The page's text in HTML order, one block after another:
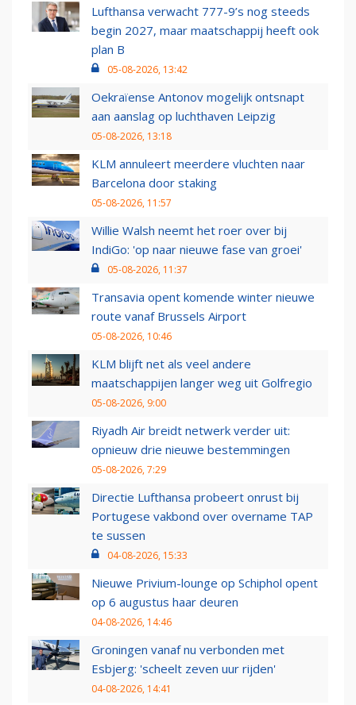
Lufthansa verwacht 777-9’s nog steeds
begin 2027, maar maatschappij heeft ook
plan B
05-08-2026, 13:42
Oekraïense Antonov mogelijk ontsnapt
aan aanslag op luchthaven Leipzig
05-08-2026, 13:18
KLM annuleert meerdere vluchten naar
Barcelona door staking
05-08-2026, 11:57
Willie Walsh neemt het roer over bij
IndiGo: 'op naar nieuwe fase van groei'
05-08-2026, 11:37
Transavia opent komende winter nieuwe
route vanaf Brussels Airport
05-08-2026, 10:46
KLM blijft net als veel andere
maatschappijen langer weg uit Golfregio
05-08-2026, 9:00
Riyadh Air breidt netwerk verder uit:
opnieuw drie nieuwe bestemmingen
05-08-2026, 7:29
Directie Lufthansa probeert onrust bij
Portugese vakbond over overname TAP
te sussen
04-08-2026, 15:33
Nieuwe Privium-lounge op Schiphol opent
op 6 augustus haar deuren
04-08-2026, 14:46
Groningen vanaf nu verbonden met
Esbjerg: 'scheelt zeven uur rijden'
04-08-2026, 14:41